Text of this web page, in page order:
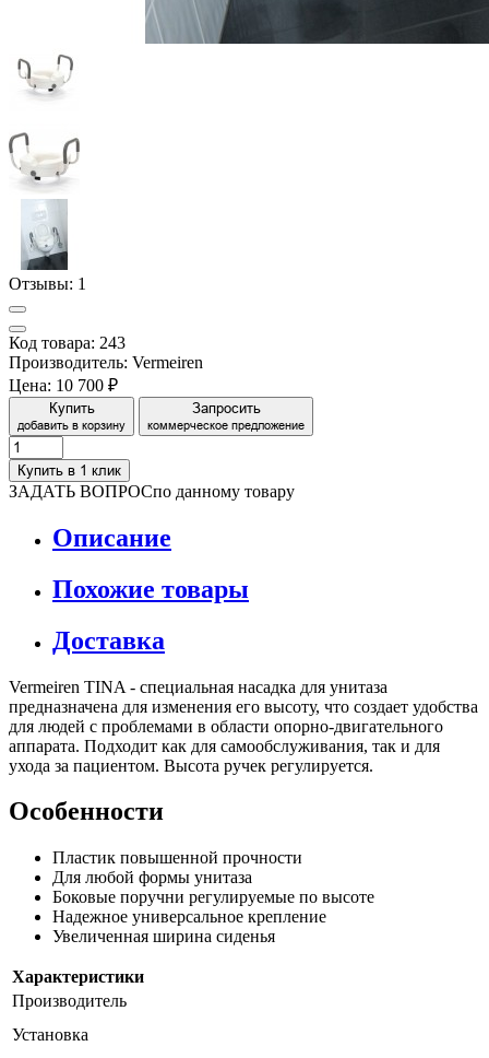
Отзывы: 1
Код товара: 243
Производитель: Vermeiren
Цена: 10 700 ₽
Купить
добавить в корзину
Запросить
коммерческое предложение
Купить в 1 клик
ЗАДАТЬ ВОПРОСпо данному товару
Описание
Похожие товары
Доставка
Vermeiren TINA - специальная насадка для унитаза
предназначена для изменения его высоту, что создает удобства
для людей с проблемами в области опорно-двигательного
аппарата. Подходит как для самообслуживания, так и для
ухода за пациентом. Высота ручек регулируется.
Особенности
Пластик повышенной прочности
Для любой формы унитаза
Боковые поручни регулируемые по высоте
Надежное универсальное крепление
Увеличенная ширина сиденья
Характеристики
Производитель
Установка